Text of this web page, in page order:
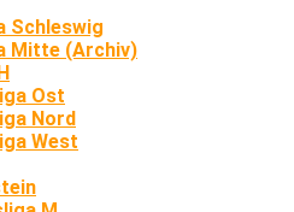
Schleswig
Mitte (Archiv)
Ost
Nord
West